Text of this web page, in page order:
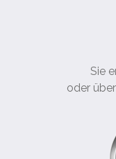
Sie
oder